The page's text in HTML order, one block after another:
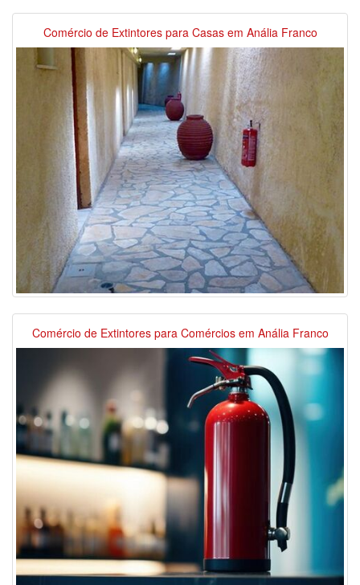
Comércio de Extintores para Casas em Anália Franco
Comércio de Extintores para Comércios em Anália Franco